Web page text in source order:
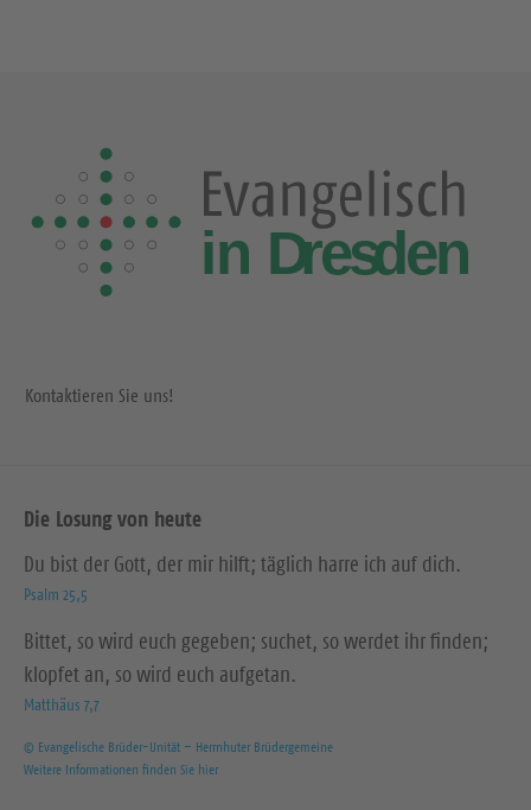
Kontaktieren Sie uns!
Die Losung von heute
Du bist der Gott, der mir hilft; täglich harre ich auf dich.
Psalm 25,5
Bittet, so wird euch gegeben; suchet, so werdet ihr finden;
klopfet an, so wird euch aufgetan.
Matthäus 7,7
© Evangelische Brüder-Unität – Herrnhuter Brüdergemeine
Weitere Informationen finden Sie hier